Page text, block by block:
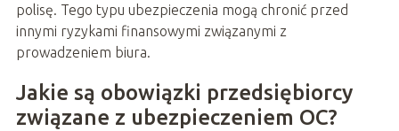
polisę. Tego typu ubezpieczenia mogą chronić przed
innymi ryzykami finansowymi związanymi z
prowadzeniem biura.
Jakie są obowiązki przedsiębiorcy
związane z ubezpieczeniem OC?